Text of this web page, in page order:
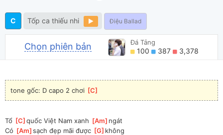
C Tốp ca thiếu nhi Điệu Ballad
Chọn phiên bản Đá Tảng
100 387 3,378
tone gốc: D capo 2 chơi [C
Tổ [C ]
quốc Việt Nam xanh [Am ]ngát
Có [Am ]
sạch đẹp mãi được [G ]không